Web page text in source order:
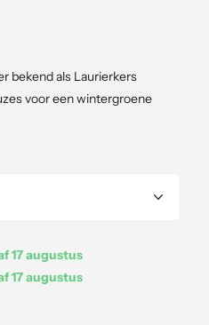
bekend als Laurierkers
voor een wintergroene
17 augustus
17 augustus